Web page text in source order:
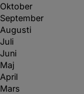
Oktober
September
Augusti
Juli
Juni
Maj
April
Mars